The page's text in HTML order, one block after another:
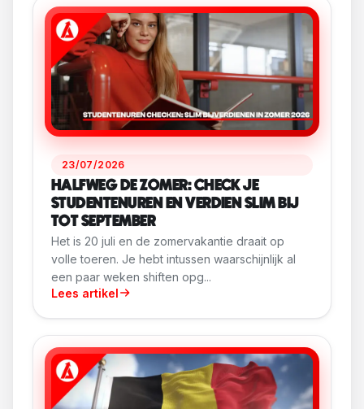
23/07/2026
HALFWEG DE ZOMER: CHECK JE
STUDENTENUREN EN VERDIEN SLIM BIJ
TOT SEPTEMBER
Het is 20 juli en de zomervakantie draait op
volle toeren. Je hebt intussen waarschijnlijk al
een paar weken shiften opg...
Lees artikel